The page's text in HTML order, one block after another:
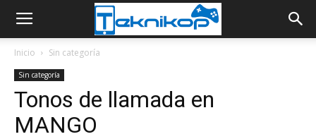
Inicio Sin categoría
Sin categoría
Tonos de llamada en
MANGO